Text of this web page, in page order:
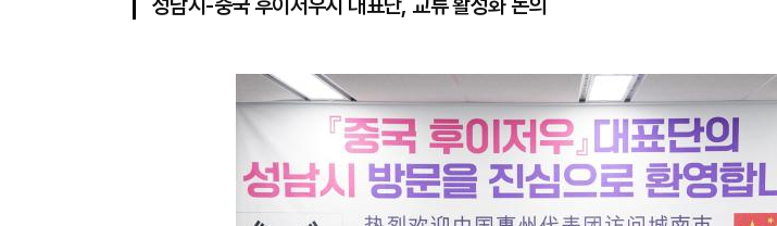
성남시-중국 후이저우시 대표단, 교류 활성화 논의